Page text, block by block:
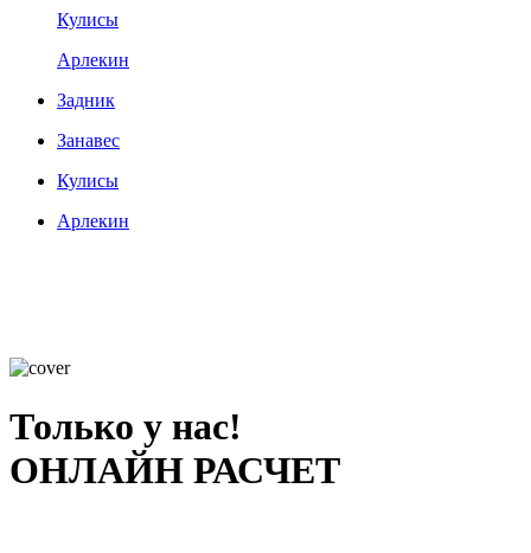
Кулисы
Арлекин
Задник
Занавес
Кулисы
Арлекин
Только у нас!
ОНЛАЙН РАСЧЕТ